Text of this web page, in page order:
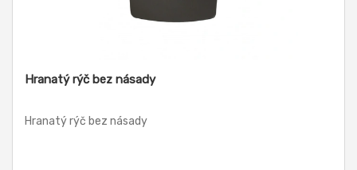
Hranatý rýč bez násady
Hranatý rýč bez násady